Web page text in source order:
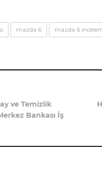
mazda 6 mazda 6
ve Temizlik
Bankası İş